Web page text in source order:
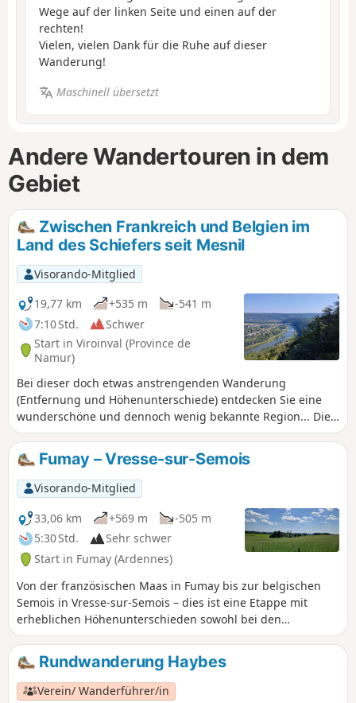
Wege auf der linken Seite und einen auf der
rechten!
Vielen, vielen Dank für die Ruhe auf dieser
Wanderung!
Maschinell übersetzt
Andere Wandertouren in dem
Gebiet
Zwischen Frankreich und Belgien im
Land des Schiefers seit Mesnil
Visorando-Mitglied
19,77 km
+535 m
-541 m
7:10 Std.
Schwer
Start in Viroinval (Province de
Namur)
Bei dieser doch etwas anstrengenden Wanderung
(Entfernung und Höhenunterschiede) entdecken Sie eine
wunderschöne und dennoch wenig bekannte Region... Die
französische Maas mit ihren Landschaften, in denen der
vom Wasser, aber auch vom Menschen geformte Fels hier
und da aus dem Ardennenwald herausragt und Ihnen
herrliche Ausblicke bietet...
Fumay – Vresse-sur-Semois
Visorando-Mitglied
33,06 km
+569 m
-505 m
5:30 Std.
Sehr schwer
Start in Fumay (Ardennes)
Von der französischen Maas in Fumay bis zur belgischen
Semois in Vresse-sur-Semois – dies ist eine Etappe mit
erheblichen Höhenunterschieden sowohl bei den
Aufstiegen als auch bei den Abstiegen. Die Wege sind sehr
vielfältig und reichen von Schotterwegen über gut
markierte Feldwege und meist gut befahrbare Waldwege
bis hin zu mehr oder weniger gut markierten
Rundwanderung Haybes
Verein/ Wanderführer/in